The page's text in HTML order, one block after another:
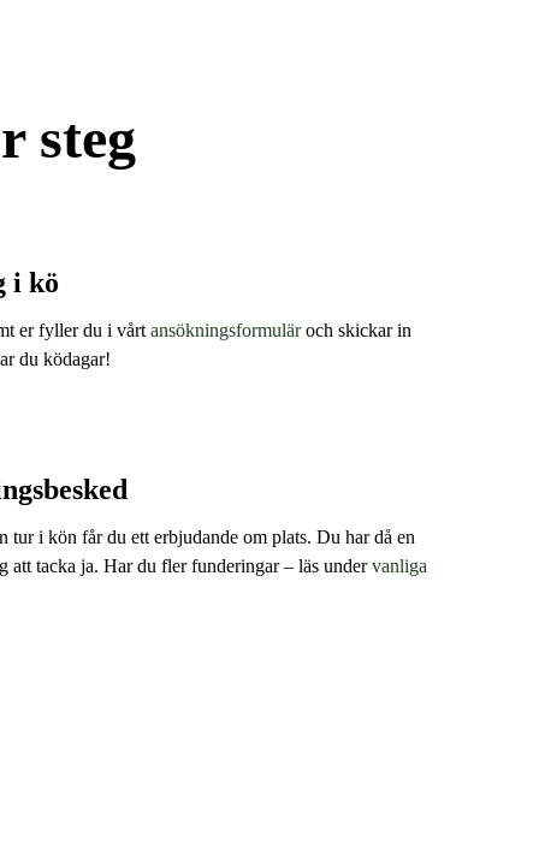
steg
i kö
er fyller du i vårt ansökningsformuläroch skickar in
du ködagar!
tur i kön får du ett erbjudande om plats. Du har då en
att tacka ja. Har du fler funderingar – läs undervanliga